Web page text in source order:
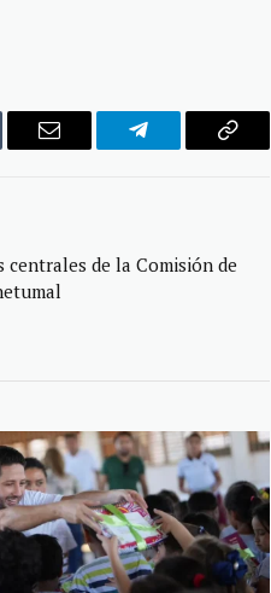
Email Telegram Copy
de la Comisión de